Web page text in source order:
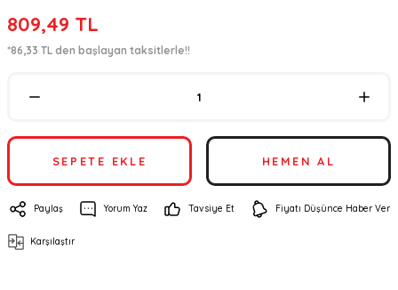
809,49 TL
*86,33 TL den başlayan taksitlerle!!
SEPETE EKLE HEMEN AL
Paylaş Yorum Yaz Tavsiye Et Fiyatı Düşünce Haber Ver
Karşılaştır